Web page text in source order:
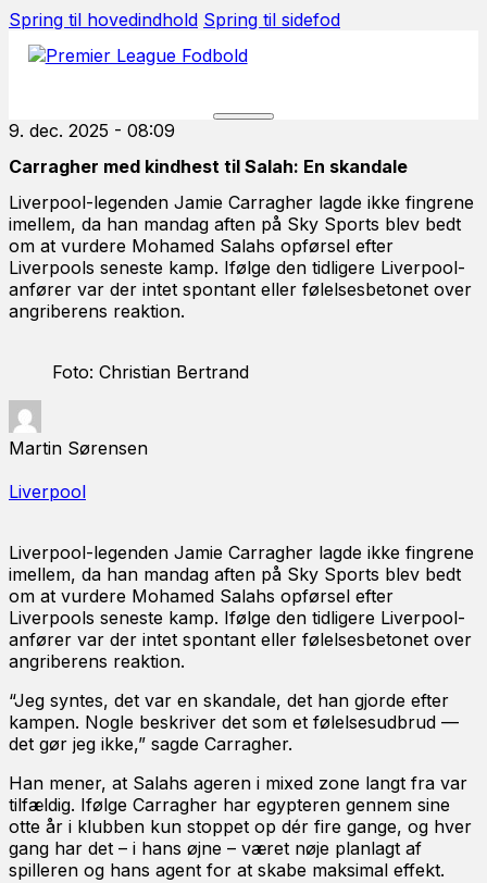
Spring til hovedindhold Spring til sidefod
9. dec. 2025 - 08:09
Carragher med kindhest til Salah: En skandale
Liverpool-legenden Jamie Carragher lagde ikke fingrene
imellem, da han mandag aften på Sky Sports blev bedt
om at vurdere Mohamed Salahs opførsel efter
Liverpools seneste kamp. Ifølge den tidligere Liverpool-
anfører var der intet spontant eller følelsesbetonet over
angriberens reaktion.
Foto: Christian Bertrand
Martin Sørensen
Liverpool
Liverpool-legenden Jamie Carragher lagde ikke fingrene
imellem, da han mandag aften på Sky Sports blev bedt
om at vurdere Mohamed Salahs opførsel efter
Liverpools seneste kamp. Ifølge den tidligere Liverpool-
anfører var der intet spontant eller følelsesbetonet over
angriberens reaktion.
“Jeg syntes, det var en skandale, det han gjorde efter
kampen. Nogle beskriver det som et følelsesudbrud —
det gør jeg ikke,” sagde Carragher.
Han mener, at Salahs ageren i mixed zone langt fra var
tilfældig. Ifølge Carragher har egypteren gennem sine
otte år i klubben kun stoppet op dér fire gange, og hver
gang har det – i hans øjne – været nøje planlagt af
spilleren og hans agent for at skabe maksimal effekt.